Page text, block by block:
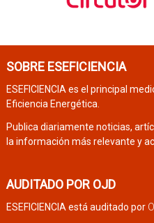
SOBRE ESEFICIENCIA
ESEFICIENCIA es el principal
Eficiencia Energética.
Publica diariamente noticias,
la información más relevante y
AUDITADO POR OJD
ESEFICIENCIA está auditado por